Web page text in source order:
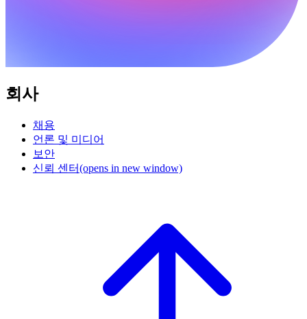
회사
채용
언론 및 미디어
보안
신뢰 센터(opens in new window)